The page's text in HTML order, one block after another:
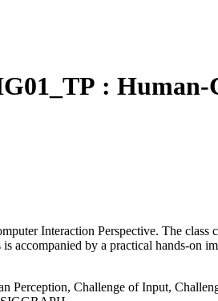
: Human-
Interaction Perspective. The
accompanied by a practical hands-on
Challenge of Input,